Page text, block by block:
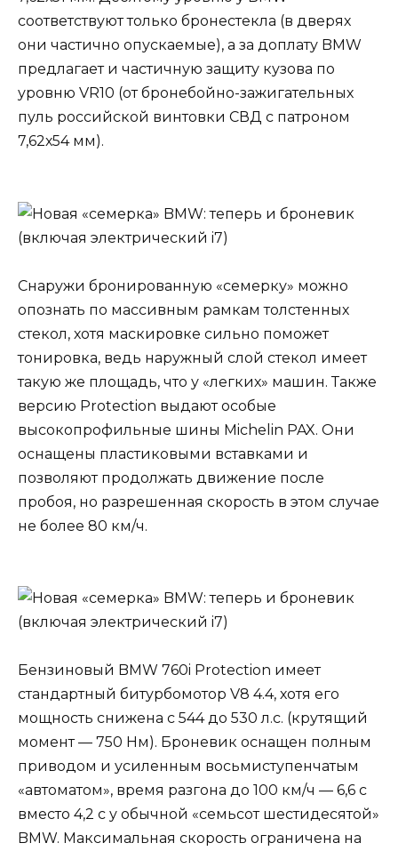
соответствуют только бронестекла (в дверях
они частично опускаемые), а за доплату BMW
предлагает и частичную защиту кузова по
уровню VR10 (от бронебойно-зажигательных
пуль российской винтовки СВД с патроном
7,62х54 мм).
Снаружи бронированную «семерку» можно
опознать по массивным рамкам толстенных
стекол, хотя маскировке сильно поможет
тонировка, ведь наружный слой стекол имеет
такую же площадь, что у «легких» машин. Также
версию Protection выдают особые
высокопрофильные шины Michelin PAX. Они
оснащены пластиковыми вставками и
позволяют продолжать движение после
пробоя, но разрешенная скорость в этом случае
не более 80 км/ч.
Бензиновый BMW 760i Protection имеет
стандартный битурбомотор V8 4.4, хотя его
мощность снижена с 544 до 530 л.с. (крутящий
момент — 750 Нм). Броневик оснащен полным
приводом и усиленным восьмиступенчатым
«автоматом», время разгона до 100 км/ч — 6,6 с
вместо 4,2 с у обычной «семьсот шестидесятой»
BMW. Максимальная скорость ограничена на